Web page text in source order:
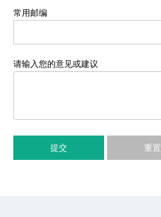
常用邮编
请输入您的意见或建议
提交 重置